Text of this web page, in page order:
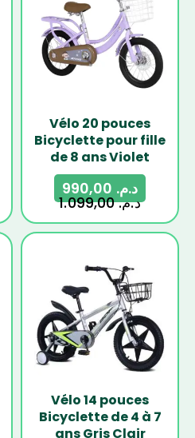
Vélo 20 pouces
Bicyclette pour fille
de 8 ans Violet
د.م.1.099,00
د.م.
Vélo 14 pouces
Bicyclette de 4 à 7
ans Gris Clair